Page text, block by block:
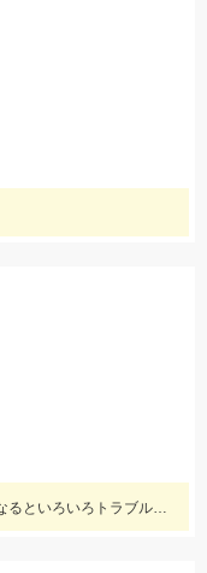
益田川の鮎は依然好調！このサイズになるといろいろトラブルが出るので仕掛けは太めがおすすめです！針は7.5号～８号！三河安城店岩崎釣行